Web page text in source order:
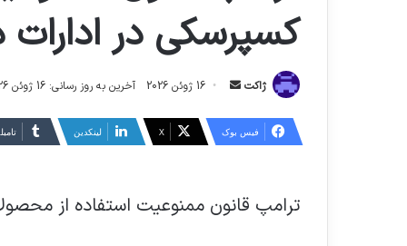
کسپرسکی در ادارات
ژاکت
ارسال 16 ژوئن 2026 آخرین به روز رسانی: 16 ژوئن 2026
فیس بوک X لینکدین
ترامپ قانون ممنوعیت استفاده از